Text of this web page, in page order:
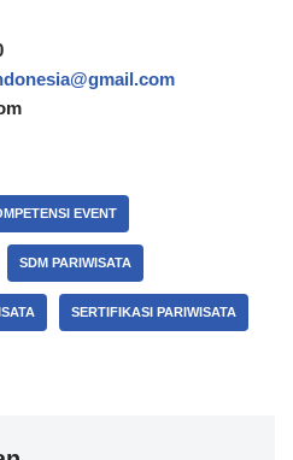
EVENT
SDM PARIWISATA
SERTIFIKASI PARIWISATA